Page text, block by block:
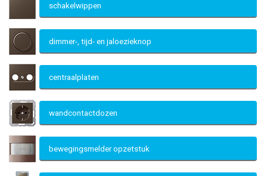
schakelwippen
dimmer-, tijd- en jaloezieknop
centraalplaten
wandcontactdozen
bewegingsmelder opzetstuk